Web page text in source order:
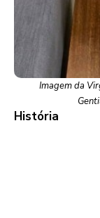
Imagem da
História